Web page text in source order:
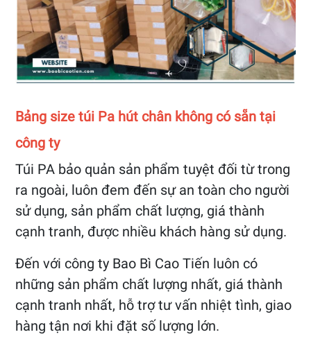
Bảng size túi Pa hút chân không có sẵn tại
công ty
Túi PA bảo quản sản phẩm tuyệt đối từ trong
ra ngoài, luôn đem đến sự an toàn cho người
sử dụng, sản phẩm chất lượng, giá thành
cạnh tranh, được nhiều khách hàng sử dụng.
Đến với công ty Bao Bì Cao Tiến luôn có
những sản phẩm chất lượng nhất, giá thành
cạnh tranh nhất, hỗ trợ tư vấn nhiệt tình, giao
hàng tận nơi khi đặt số lượng lớn.